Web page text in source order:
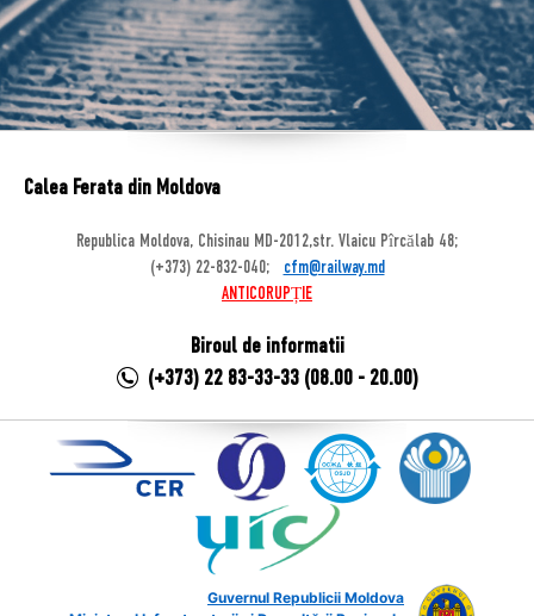
Calea Ferata din Moldova
Republica Moldova, Chisinau MD-2012,str. Vlaicu Pîrcălab 48;
(+373) 22-832-040;
cfm@railway.md
ANTICORUPȚIE
Biroul de informatii
(+373) 22 83-33-33 (08.00 - 20.00)
Guvernul Republicii Moldova